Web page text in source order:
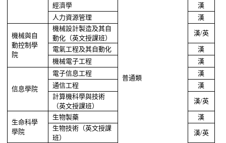
普通類
經濟學
漢
人力資源管理
漢
機械與自
動控制學
院
機械設計製造及其自
動化（英文授課班）
漢/英
電氣工程及其自動化
漢
機械電子工程
漢
信息學院
電子信息工程
漢
通信工程
漢
計算機科學與技術
（英文授課班）
漢/英
生命科學
學院
生物製藥
漢
生物技術（英文授課
班）
漢/英